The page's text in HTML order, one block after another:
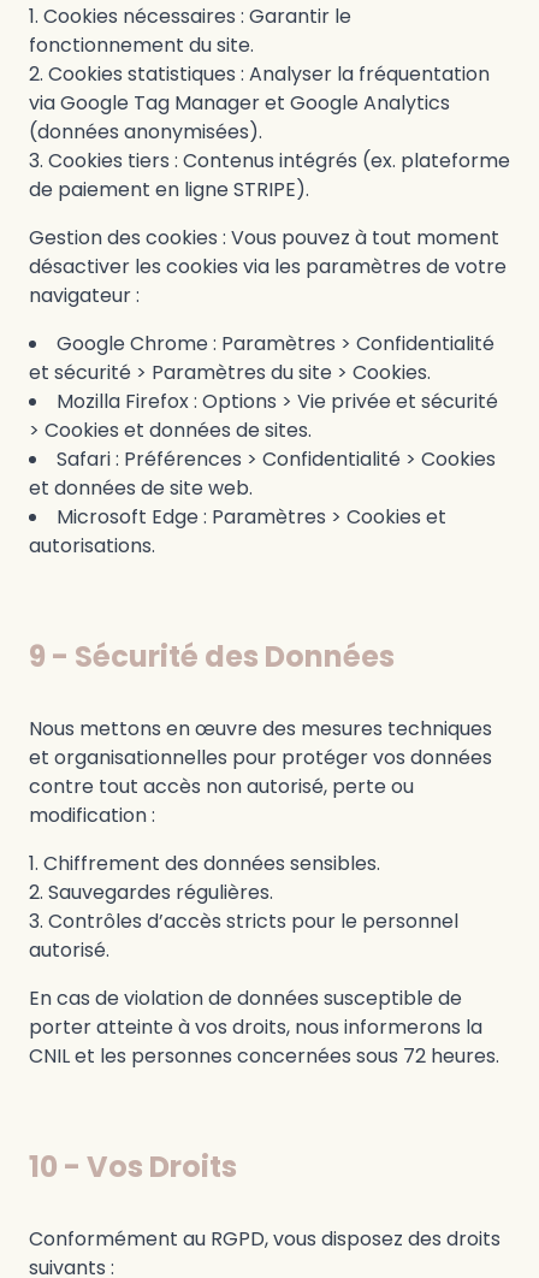
Cookies nécessaires : Garantir le
fonctionnement du site.
Cookies statistiques : Analyser la fréquentation
via Google Tag Manager et Google Analytics
(données anonymisées).
Cookies tiers : Contenus intégrés (ex. plateforme
de paiement en ligne STRIPE).
Gestion des cookies : Vous pouvez à tout moment
désactiver les cookies via les paramètres de votre
navigateur :
Google Chrome : Paramètres > Confidentialité
et sécurité > Paramètres du site > Cookies.
Mozilla Firefox : Options > Vie privée et sécurité
> Cookies et données de sites.
Safari : Préférences > Confidentialité > Cookies
et données de site web.
Microsoft Edge : Paramètres > Cookies et
autorisations.
9 - Sécurité des Données
Nous mettons en œuvre des mesures techniques
et organisationnelles pour protéger vos données
contre tout accès non autorisé, perte ou
modification :
Chiffrement des données sensibles.
Sauvegardes régulières.
Contrôles d’accès stricts pour le personnel
autorisé.
En cas de violation de données susceptible de
porter atteinte à vos droits, nous informerons la
CNIL et les personnes concernées sous 72 heures.
10 - Vos Droits
Conformément au RGPD, vous disposez des droits
suivants :